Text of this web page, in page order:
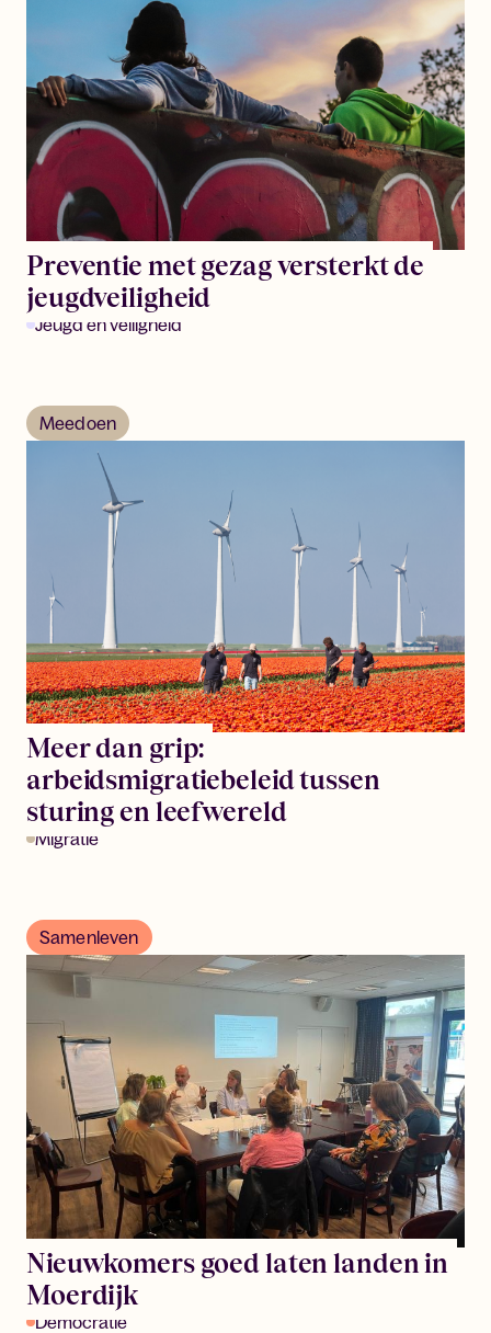
Preventie met gezag versterkt de
jeugdveiligheid
Jeugd en veiligheid
Meedoen
Meer dan grip:
arbeidsmigratiebeleid tussen
sturing en leefwereld
Migratie
Samenleven
Nieuwkomers goed laten landen in
Moerdijk
Democratie